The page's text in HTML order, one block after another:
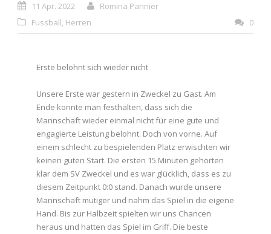
11 Apr. 2022
Romina Pannier
Fussball, Herren 0
Erste belohnt sich wieder nicht
Unsere Erste war gestern in Zweckel zu Gast. Am
Ende konnte man festhalten, dass sich die
Mannschaft wieder einmal nicht für eine gute und
engagierte Leistung belohnt. Doch von vorne. Auf
einem schlecht zu bespielenden Platz erwischten wir
keinen guten Start. Die ersten 15 Minuten gehörten
klar dem SV Zweckel und es war glücklich, dass es zu
diesem Zeitpunkt 0:0 stand. Danach wurde unsere
Mannschaft mutiger und nahm das Spiel in die eigene
Hand. Bis zur Halbzeit spielten wir uns Chancen
heraus und hatten das Spiel im Griff. Die beste